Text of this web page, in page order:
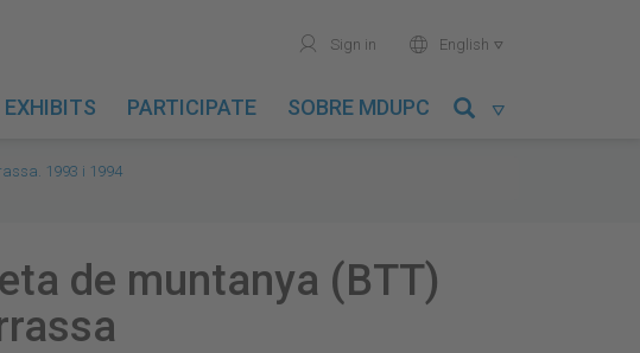
user Sign in world English 
EXHIBITS PARTICIPATE SOBRE MDUPC 
1993 i 1994
de muntanya (BTT)